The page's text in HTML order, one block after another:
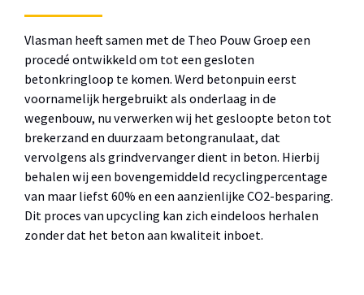
Vlasman heeft samen met de Theo Pouw Groep een
procedé ontwikkeld om tot een gesloten
betonkringloop te komen. Werd betonpuin eerst
voornamelijk hergebruikt als onderlaag in de
wegenbouw, nu verwerken wij het gesloopte beton tot
brekerzand en duurzaam betongranulaat, dat
vervolgens als grindvervanger dient in beton. Hierbij
behalen wij een bovengemiddeld recyclingpercentage
van maar liefst 60% en een aanzienlijke CO2-besparing.
Dit proces van upcycling kan zich eindeloos herhalen
zonder dat het beton aan kwaliteit inboet.